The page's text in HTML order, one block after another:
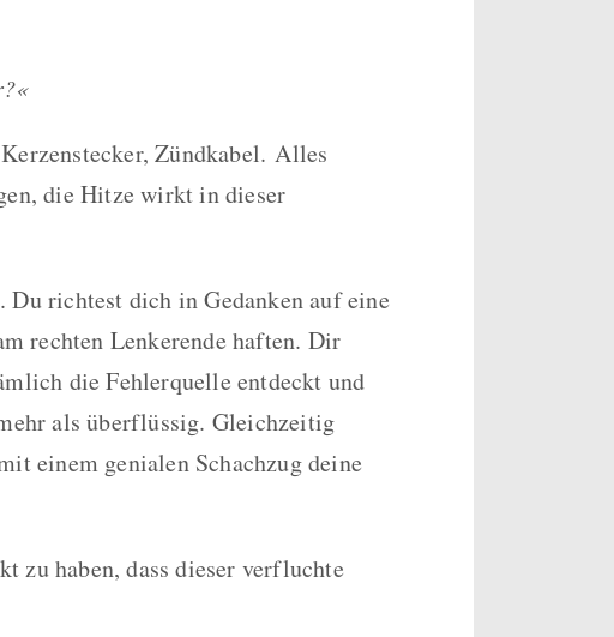
Zündkabel.Alles
die Hitze wirkt in dieser
richtest dich in Gedanken auf eine
rechten Lenkerende haften. Dir
die Fehlerquelle entdeckt und
als überflüssig. Gleichzeitig
einem genialen Schachzug deine
zu haben, dass dieser verfluchte